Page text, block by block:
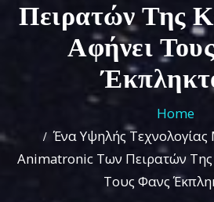
Πειρατών Της
Αφήνει
Home
Ένα Υψηλής Τεχνολογίας
Animatronic Των Πειρατών Της
Τους Φανς